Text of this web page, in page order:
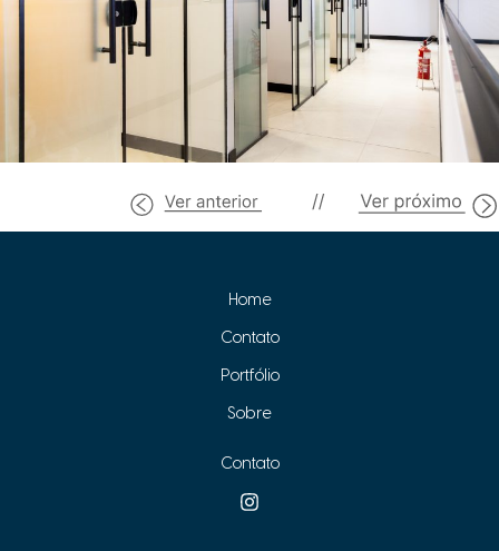
Navegação
←Post anterior Post seguinte→
Home
Contato
Portfólio
Sobre
Contato